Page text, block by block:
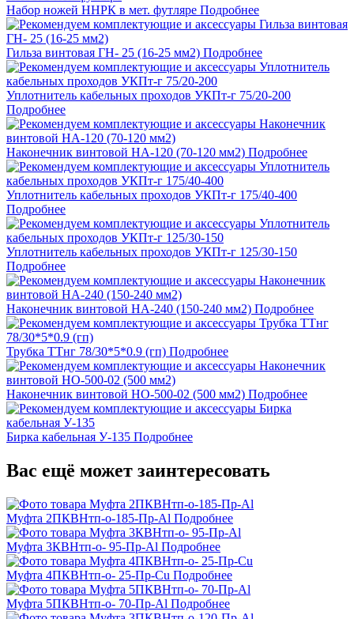
Набор ножей ННРК в мет. футляре Подробнее
Гильза винтовая ГН- 25 (16-25 мм2) Подробнее
Уплотнитель кабельных проходов УКПт-г 75/20-200
Подробнее
Наконечник винтовой НА-120 (70-120 мм2) Подробнее
Уплотнитель кабельных проходов УКПт-г 175/40-400
Подробнее
Уплотнитель кабельных проходов УКПт-г 125/30-150
Подробнее
Наконечник винтовой НА-240 (150-240 мм2) Подробнее
Трубка ТТнг 78/30*5*0.9 (гп) Подробнее
Наконечник винтовой НО-500-02 (500 мм2) Подробнее
Бирка кабельная У-135 Подробнее
Вас ещё может заинтересовать
Муфта 2ПКВНтп-о-185-Пр-Al Подробнее
Муфта 3КВНтп-о- 95-Пр-Al Подробнее
Муфта 4ПКВНтп-о- 25-Пр-Сu Подробнее
Муфта 5ПКВНтп-о- 70-Пр-Al Подробнее